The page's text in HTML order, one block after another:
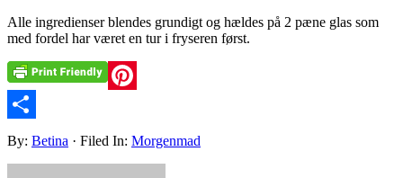
Alle ingredienser blendes grundigt og hældes på 2 pæne glas som
med fordel har været en tur i fryseren først.
Pinterest
Share
By: Betina · Filed In: Morgenmad